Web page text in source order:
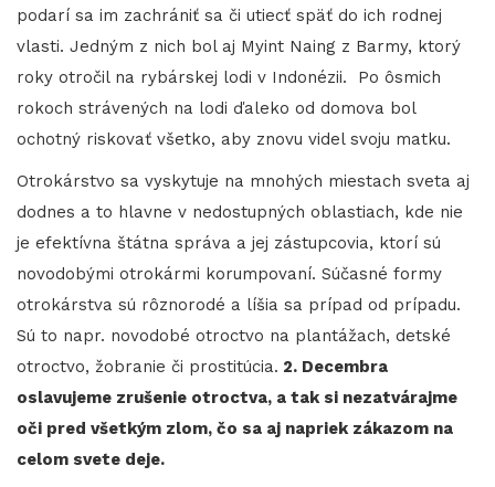
podarí sa im zachrániť sa či utiecť späť do ich rodnej
vlasti. Jedným z nich bol aj Myint Naing z Barmy, ktorý
roky otročil na rybárskej lodi v Indonézii. Po ôsmich
rokoch strávených na lodi ďaleko od domova bol
ochotný riskovať všetko, aby znovu videl svoju matku.
Otrokárstvo sa vyskytuje na mnohých miestach sveta aj
dodnes a to hlavne v nedostupných oblastiach, kde nie
je efektívna štátna správa a jej zástupcovia, ktorí sú
novodobými otrokármi korumpovaní. Súčasné formy
otrokárstva sú rôznorodé a líšia sa prípad od prípadu.
Sú to napr. novodobé otroctvo na plantážach, detské
otroctvo, žobranie či prostitúcia. 2. Decembra
oslavujeme zrušenie otroctva, a tak si nezatvárajme
oči pred všetkým zlom, čo sa aj napriek zákazom na
celom svete deje.